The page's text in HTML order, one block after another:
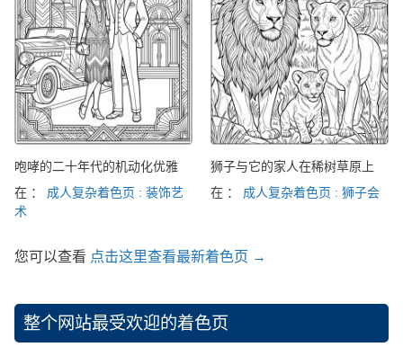
咆哮的二十年代的机动化优雅
在 ： 成人复杂着色页 : 装饰艺
术
狮子与它的家人在稀树草原上
在 ： 成人复杂着色页 : 狮子会
您可以查看 点击这里查看最新着色页 →
整个网站最受欢迎的着色页